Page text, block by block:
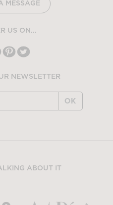
MESSAGE
US ON...
NEWSLETTER
OK
ABOUT IT